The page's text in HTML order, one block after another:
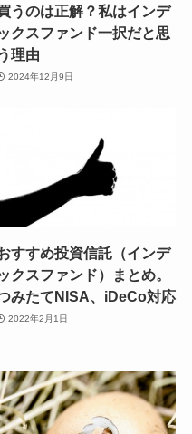
うのは正解？私はインデ
クスファンド一択だと思
理由
2024年12月9日
すすめ投資信託（インデ
クスファンド）まとめ。
みたてNISA、iDeCo対応
2022年2月1日